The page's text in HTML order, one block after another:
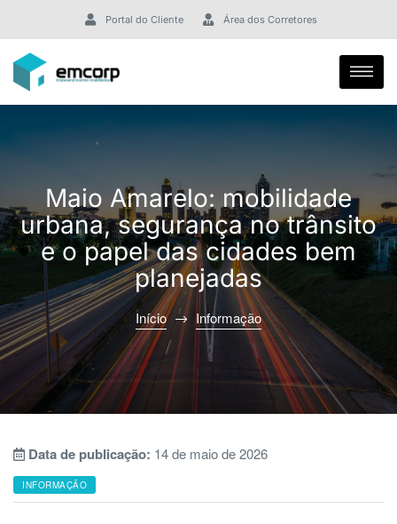
Maio Amarelo: mobilidade
urbana, segurança no trânsito
e o papel das cidades bem
planejadas
Início Informação
Portal do Cliente Área dos Corretores
Data de publicação: 14 de maio de 2026
INFORMAÇÃO